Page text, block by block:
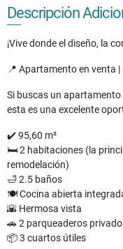
Descripción
¡Vive donde el diseño, la
📍 Apartamento en venta
Si buscas un
esta es una excelente
✔️ 95,60 m²
🛏️ 2 habitaciones (la
remodelación)
🛁 2.5 baños
🍽️ Cocina abierta
🌇 Hermosa vista
🚗 2 parqueaderos
📦 3 cuartos útiles